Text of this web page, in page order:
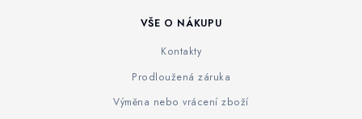
VŠE O NÁKUPU
Kontakty
Prodloužená záruka
Výměna nebo vrácení zboží